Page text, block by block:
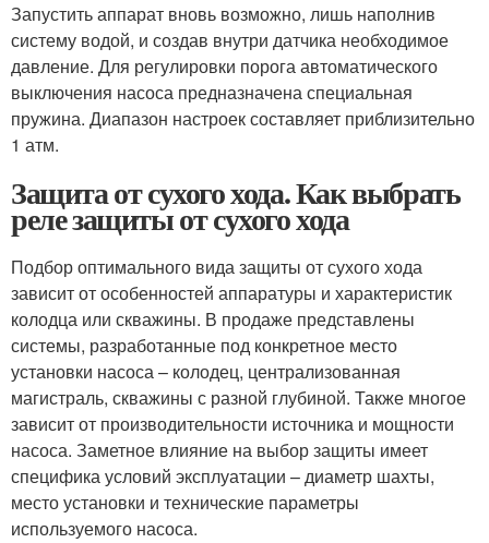
Запустить аппарат вновь возможно, лишь наполнив
систему водой, и создав внутри датчика необходимое
давление. Для регулировки порога автоматического
выключения насоса предназначена специальная
пружина. Диапазон настроек составляет приблизительно
1 атм.
Защита от сухого хода. Как выбрать
реле защиты от сухого хода
Подбор оптимального вида защиты от сухого хода
зависит от особенностей аппаратуры и характеристик
колодца или скважины. В продаже представлены
системы, разработанные под конкретное место
установки насоса – колодец, централизованная
магистраль, скважины с разной глубиной. Также многое
зависит от производительности источника и мощности
насоса. Заметное влияние на выбор защиты имеет
специфика условий эксплуатации – диаметр шахты,
место установки и технические параметры
используемого насоса.